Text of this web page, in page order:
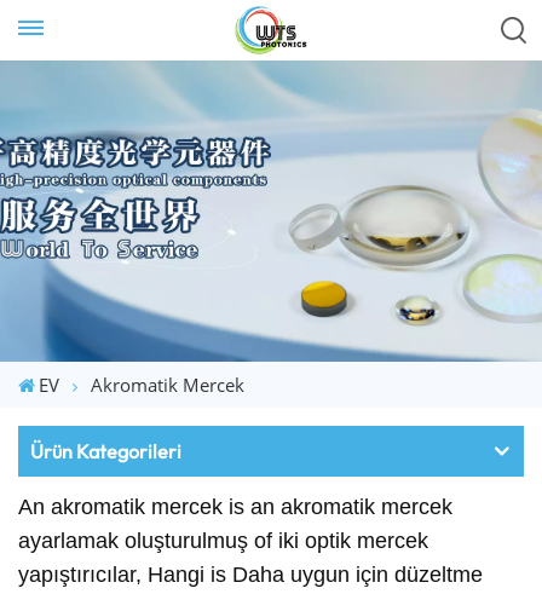
EV Akromatik Mercek
Ürün Kategorileri
An akromatik mercek is an akromatik mercek
ayarlamak oluşturulmuş of iki optik mercek
yapıştırıcılar, Hangi is Daha uygun için düzeltme